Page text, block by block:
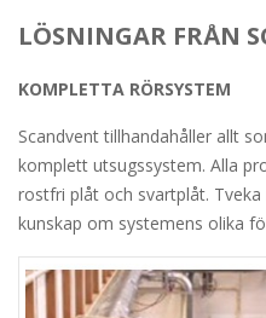
LÖSNINGAR FRÅN
KOMPLETTA RÖRSYSTEM
Scandvent tillhandahåller allt
komplett utsugssystem. Alla
rostfri plåt och svartplåt.
kunskap om systemens olika